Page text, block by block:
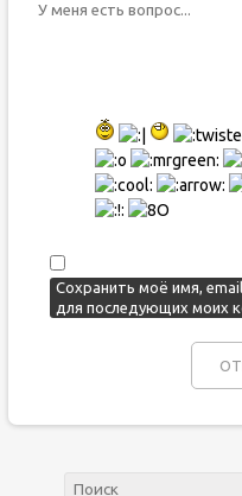
Сохранить моё имя,
для последующих моих